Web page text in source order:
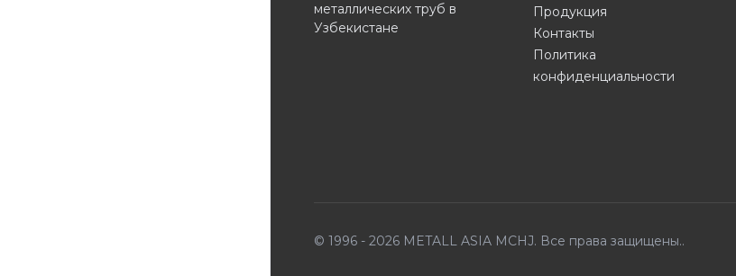
металлических труб в
Узбекистане
Продукция
Контакты
Политика
конфиденциальности
© 1996 - 2026 METALL ASIA MCHJ. Все права защищены..